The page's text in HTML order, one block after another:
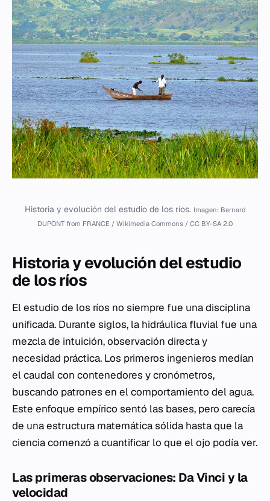
Historia y evolución del estudio de los ríos. Imagen: Bernard
DUPONT from FRANCE / Wikimedia Commons / CC BY-SA 2.0
Historia y evolución del estudio
de los ríos
El estudio de los ríos no siempre fue una disciplina
unificada. Durante siglos, la hidráulica fluvial fue una
mezcla de intuición, observación directa y
necesidad práctica. Los primeros ingenieros medían
el caudal con contenedores y cronómetros,
buscando patrones en el comportamiento del agua.
Este enfoque empírico sentó las bases, pero carecía
de una estructura matemática sólida hasta que la
ciencia comenzó a cuantificar lo que el ojo podía ver.
Las primeras observaciones: Da Vinci y la
velocidad